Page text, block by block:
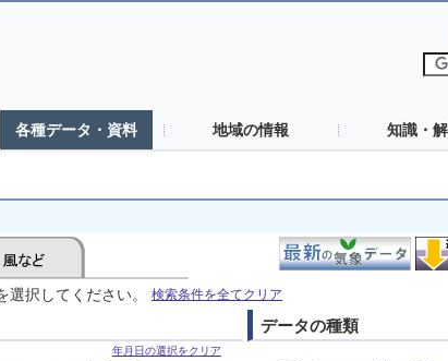
各種データ・資料 地域の情報 知識・
択してください。 検索条件を全てクリア
年月日の選択をクリア
データの種類